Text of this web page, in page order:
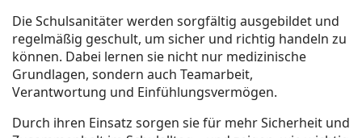
Die Schulsanitäter werden sorgfältig ausgebildet und
regelmäßig geschult, um sicher und richtig handeln zu
können. Dabei lernen sie nicht nur medizinische
Grundlagen, sondern auch Teamarbeit,
Verantwortung und Einfühlungsvermögen.
Durch ihren Einsatz sorgen sie für mehr Sicherheit und